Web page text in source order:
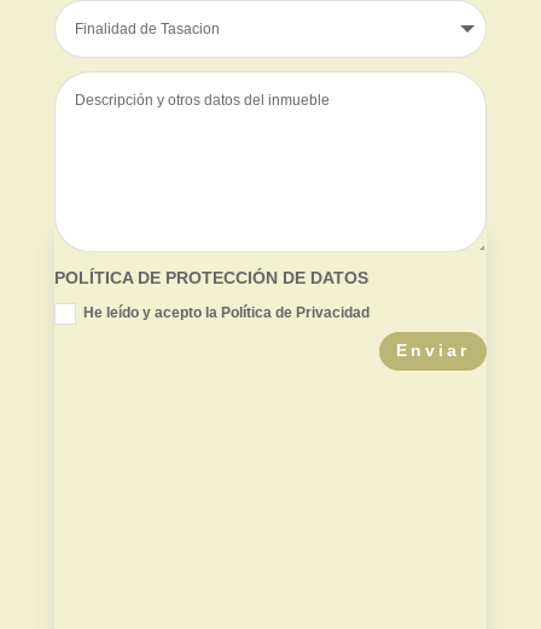
POLÍTICA DE PROTECCIÓN DE DATOS
He leído y acepto la Política de Privacidad
Enviar